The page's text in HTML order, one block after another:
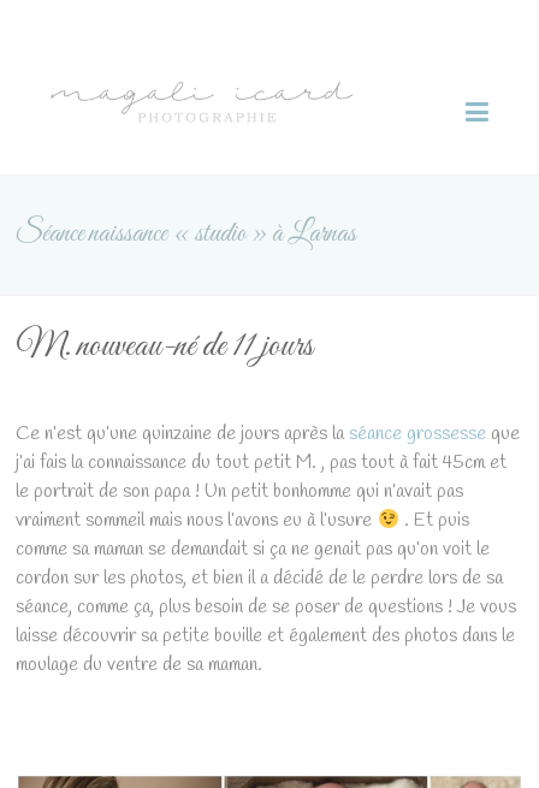
Séance naissance « studio » à Larnas
M. nouveau-né de 11 jours
Ce n’est qu’une quinzaine de jours après laséance grossesse que
j’ai fais la connaissance du tout petit M. , pas tout à fait 45cm et
le portrait de son papa ! Un petit bonhomme qui n’avait pas
vraiment sommeil mais nous l’avons eu à l’usure
. Et puis
comme sa maman se demandait si ça ne genait pas qu’on voit le
cordon sur les photos, et bien il a décidé de le perdre lors de sa
séance, comme ça, plus besoin de se poser de questions ! Je vous
laisse découvrir sa petite bouille et également des photos dans le
moulage du ventre de sa maman.